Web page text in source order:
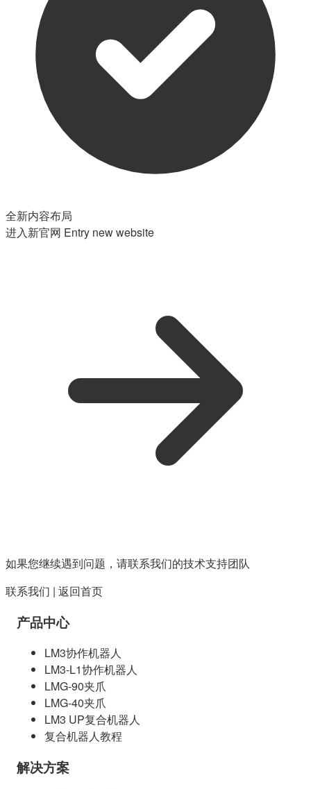
全新内容布局
进入新官网 Entry new website
如果您继续遇到问题，请联系我们的技术支持团队
联系我们 | 返回首页
产品中心
LM3协作机器人
LM3-L1协作机器人
LMG-90夹爪
LMG-40夹爪
LM3 UP复合机器人
复合机器人教程
解决方案